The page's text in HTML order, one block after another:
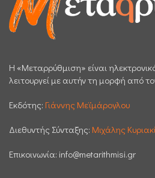
H «Μεταρρύθμιση» είναι
λειτουργεί με αυτήν τη μορφή από
Εκδότης: Γιάννης Μεϊμάρογλου
Διεθυντής Σύνταξης: Μιχάλης
Επικοινωνία: info@metarithmisi.gr